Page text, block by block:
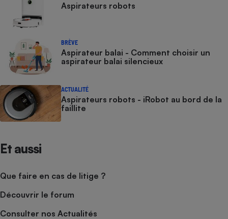
Aspirateurs robots
BRÈVE
Aspirateur balai - Comment choisir un
aspirateur balai silencieux
ACTUALITÉ
Aspirateurs robots - iRobot au bord de la
faillite
Et aussi
Que faire en cas de litige ?
Découvrir le forum
Consulter nos Actualités